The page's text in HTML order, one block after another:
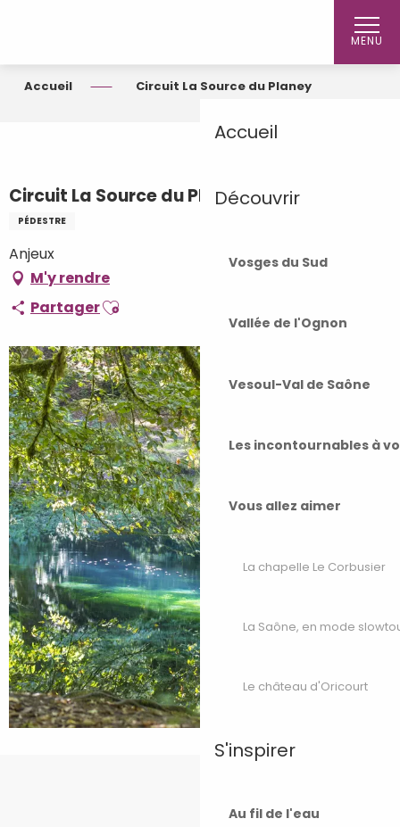
MENU
Accueil
Découvrir
Vosges du Sud
Vallée de l'Ognon
Vesoul-Val de Saône
Les incontournables à
Vous allez aimer
La chapelle Le Corbusier
La Saône, en mode
Le château d'Oricourt
S'inspirer
Au fil de l'eau
Accueil Circuit La Source du Planey
Circuit La Source du Planey
PÉDESTRE
Anjeux
M'y rendre
PartagerAjouter aux favoris